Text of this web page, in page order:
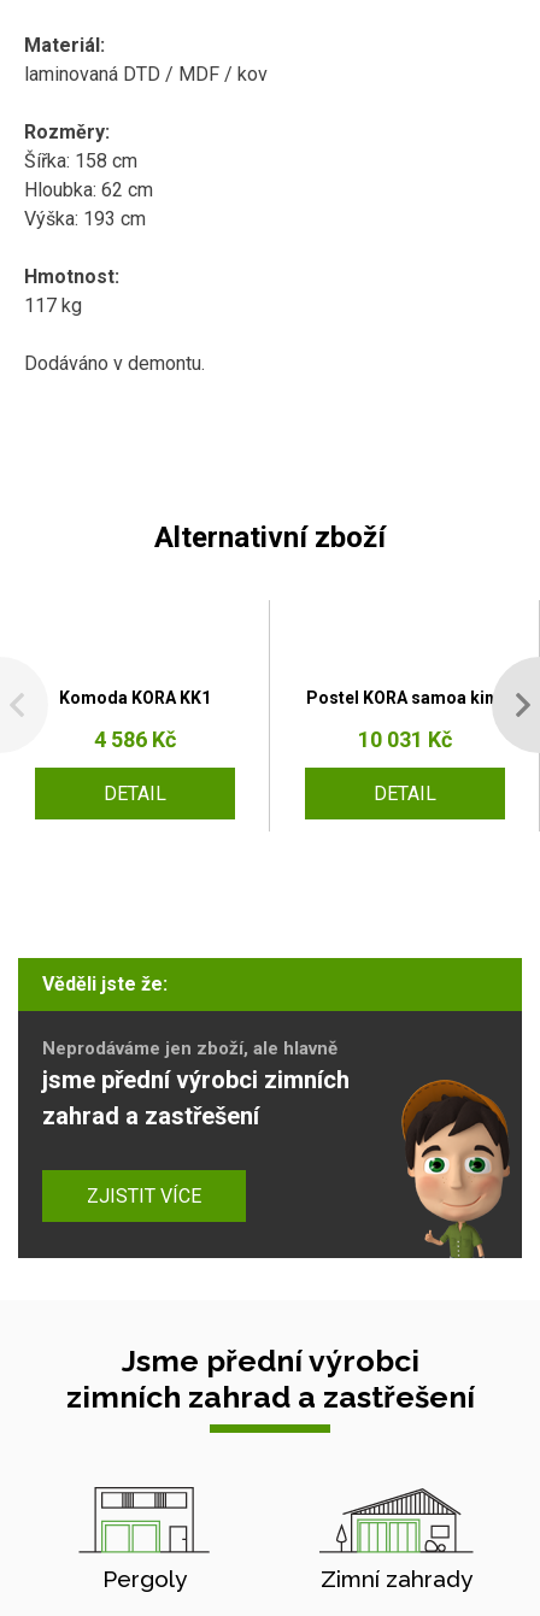
Materiál:
laminovaná DTD / MDF / kov
Rozměry:
Šířka: 158 cm
Hloubka: 62 cm
Výška: 193 cm
Hmotnost:
117 kg
Dodáváno v demontu.
Alternativní zboží
Komoda KORA KK1
4 586 Kč
DETAIL
Postel KORA samoa king
10 031 Kč
DETAIL
Věděli jste že:
Neprodáváme jen zboží, ale hlavně
jsme přední výrobci zimních
zahrad a zastřešení
ZJISTIT VÍCE
Jsme přední výrobci
zimních zahrad a zastřešení
Pergoly Zimní zahrady